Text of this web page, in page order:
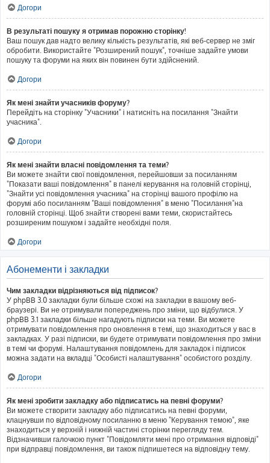
Догори
В результаті пошуку я отримав порожню сторінку!
Ваш пошук дав надто велику кількість результатів, які веб-сервер не зміг
обробити. Використайте "Розширений пошук", точніше задайте умови
пошуку та форуми на яких він повинен бути здійснений.
Догори
Як мені знайти учасників форуму?
Перейдіть на сторінку "Учасники" і натисніть на посилання "Знайти
учасника".
Догори
Як мені знайти власні повідомлення та теми?
Ви можете знайти свої повідомлення, перейшовши за посиланням
"Показати ваші повідомлення" в панелі керування на головній сторінці,
"Знайти усі повідомлення учасника" на сторінці вашого профілю на
форумі або посиланням "Ваші повідомлення" в меню "Посилання"на
головній сторінці. Щоб знайти створені вами теми, скористайтесь
розширеним пошуком і задайте необхідні поля.
Догори
Абонементи і закладки
Чим закладки відрізняються від підписок?
У phpBB 3.0 закладки були більше схожі на закладки в вашому веб-
браузері. Ви не отримували попереджень про зміни, що відбулися. У
phpBB 3.1 закладки більше нагадують підписки на теми. Ви можете
отримувати повідомлення про оновлення в темі, що знаходиться у вас в
закладках. У разі підписки, ви будете отримувати повідомлення про зміни
в темі чи форумі. Налаштування повідомлень для закладок і підписок
можна задати на вкладці "Особисті налаштування" особистого розділу.
Догори
Як мені зробити закладку або підписатись на певні форуми?
Ви можете створити закладку або підписатись на певні форуми,
клацнувши по відповідному посиланню в меню "Керування темою", яке
знаходиться у верхній і нижній частині сторінки перегляду тем.
Відзначивши галочкою пункт "Повідомляти мені про отримання відповіді"
при відправці повідомлення, ви також підпишетеся на відповідну тему.